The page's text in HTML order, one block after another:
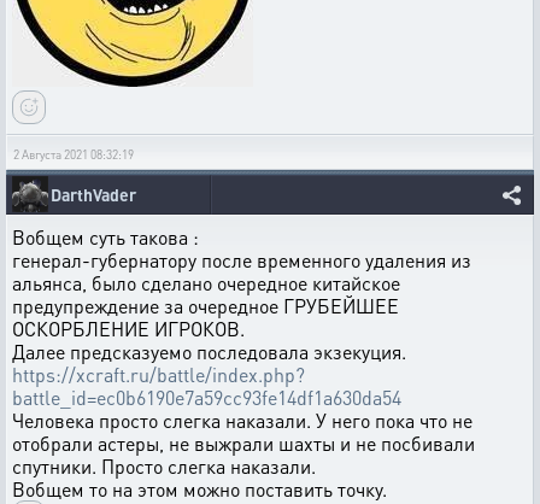
2 Августа 2021 08:32:19
DarthVader
Вобщем суть такова :
генерал-губернатору после временного удаления из
альянса, было сделано очередное китайское
предупреждение за очередное ГРУБЕЙШЕЕ
ОСКОРБЛЕНИЕ ИГРОКОВ.
Далее предсказуемо последовала экзекуция.
https://xcraft.ru/battle/index.php?
battle_id=ec0b6190e7a59cc93fe14df1a630da54
Человека просто слегка наказали. У него пока что не
отобрали астеры, не выжрали шахты и не посбивали
спутники. Просто слегка наказали.
Вобщем то на этом можно поставить точку.